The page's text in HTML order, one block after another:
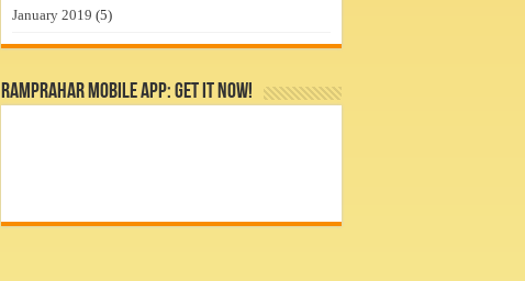
January 2019 (5)
RamPrahar Mobile App: Get it Now!